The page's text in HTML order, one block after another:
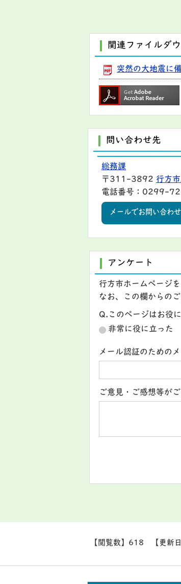
関連ファイルダ
突然の大地震に
問い合わせ先
総務課
〒311-3892 行方
電話番号：0299-
メールでお問い合わ
アンケート
行方市ホームページ
なお、この欄からの
Q.このページはお役
非常に役に立った
メール認証のための
ご意見・ご感想等が
【閲覧数】 618 【更新日